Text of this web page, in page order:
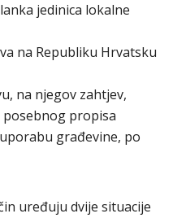
jedinica lokalne
na Republiku Hrvatsku
na njegov zahtjev,
posebnog propisa
građevine, po
uređuju dvije situacije